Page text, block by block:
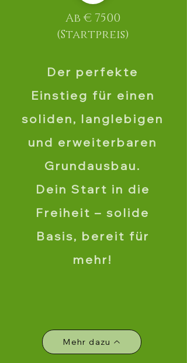
Ab € 7500
(Startpreis)
Der perfekte
Einstieg für einen
soliden, langlebigen
und erweiterbaren
Grundausbau.
Dein Start in die
Freiheit – solide
Basis, bereit für
mehr!
Mehr dazu